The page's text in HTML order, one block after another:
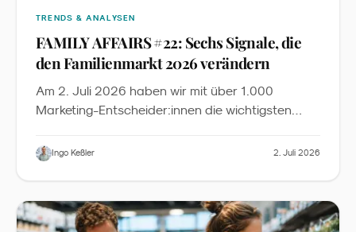
TRENDS & ANALYSEN
FAMILY AFFAIRS #22: Sechs Signale, die
den Familienmarkt 2026 verändern
Am 2. Juli 2026 haben wir mit über 1.000
Marketing-Entscheider:innen die wichtigsten
Familienmarketing diskutiert. Dieser Recap fasst
YouTube-Aufzeichnung.
Ingo Keßler 2. Juli 2026